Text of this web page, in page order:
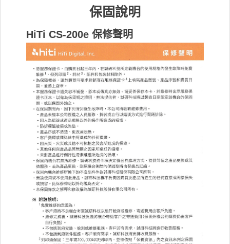
保固說明
HiTi CS-200e 保修聲明